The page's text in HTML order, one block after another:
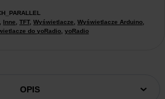
Inne TFT, Wyświetlacze Wyświetlacze Arduino
do yoRadio yoRadio
OPIS